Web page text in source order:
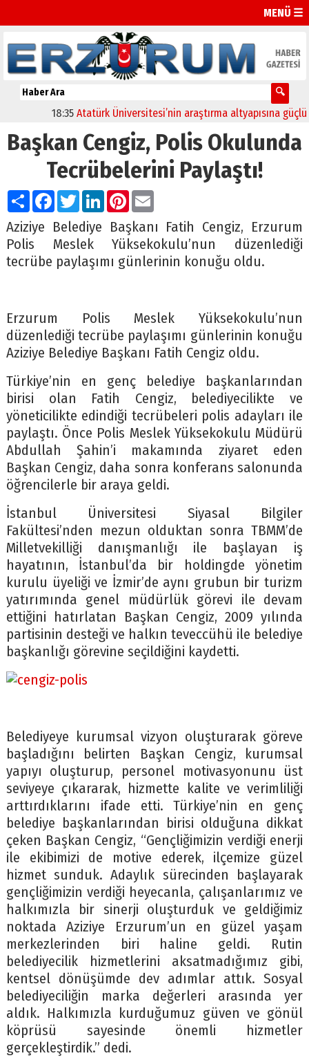
MENÜ ☰
Atatürk Üniversitesi’nin araştırma altyapısına güçlü onay
Başkan Cengiz, Polis Okulunda
Tecrübelerini Paylaştı!
PaylaşFacebook
TwitterLinkedIn
Pinterest
Email
Aziziye Belediye Başkanı Fatih Cengiz, Erzurum
Polis Meslek Yüksekokulu’nun düzenlediği
tecrübe paylaşımı günlerinin konuğu oldu.
Erzurum Polis Meslek Yüksekokulu’nun
düzenlediği tecrübe paylaşımı günlerinin konuğu
Aziziye Belediye Başkanı Fatih Cengiz oldu.
Türkiye’nin en genç belediye başkanlarından
birisi olan Fatih Cengiz, belediyecilikte ve
yöneticilikte edindiği tecrübeleri polis adayları ile
paylaştı. Önce Polis Meslek Yüksekokulu Müdürü
Abdullah Şahin’i makamında ziyaret eden
Başkan Cengiz, daha sonra konferans salonunda
öğrencilerle bir araya geldi.
İstanbul Üniversitesi Siyasal Bilgiler
Fakültesi’nden mezun olduktan sonra TBMM’de
Milletvekilliği danışmanlığı ile başlayan iş
hayatının, İstanbul’da bir holdingde yönetim
kurulu üyeliği ve İzmir’de aynı grubun bir turizm
yatırımında genel müdürlük görevi ile devam
ettiğini hatırlatan Başkan Cengiz, 2009 yılında
partisinin desteği ve halkın teveccühü ile belediye
başkanlığı görevine seçildiğini kaydetti.
Belediyeye kurumsal vizyon oluşturarak göreve
başladığını belirten Başkan Cengiz, kurumsal
yapıyı oluşturup, personel motivasyonunu üst
seviyeye çıkararak, hizmette kalite ve verimliliği
arttırdıklarını ifade etti. Türkiye’nin en genç
belediye başkanlarından birisi olduğuna dikkat
çeken Başkan Cengiz, “Gençliğimizin verdiği enerji
ile ekibimizi de motive ederek, ilçemize güzel
hizmet sunduk. Adaylık sürecinden başlayarak
gençliğimizin verdiği heyecanla, çalışanlarımız ve
halkımızla bir sinerji oluşturduk ve geldiğimiz
noktada Aziziye Erzurum’un en güzel yaşam
merkezlerinden biri haline geldi. Rutin
belediyecilik hizmetlerini aksatmadığımız gibi,
kentsel dönüşümde dev adımlar attık. Sosyal
belediyeciliğin marka değerleri arasında yer
aldık. Halkımızla kurduğumuz güven ve gönül
köprüsü sayesinde önemli hizmetler
gerçekleştirdik.” dedi.